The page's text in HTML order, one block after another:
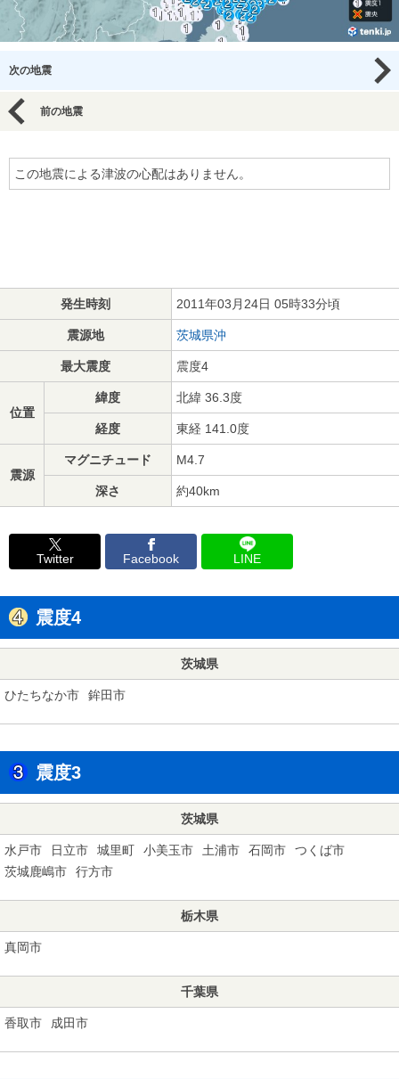
次の地震
前の地震
この地震による津波の心配はありません。
発生時刻 2011年03月24日 05時33分頃
震源地 茨城県沖
最大震度 震度4
位置
緯度 北緯 36.3度
経度 東経 141.0度
震源
マグニチュード M4.7
深さ 約40km
Twitter Facebook LINE
震度4
茨城県
ひたちなか市 鉾田市
震度3
茨城県
水戸市 日立市 城里町 小美玉市 土浦市 石岡市
つくば市
茨城鹿嶋市
行方市
栃木県
真岡市
千葉県
香取市 成田市